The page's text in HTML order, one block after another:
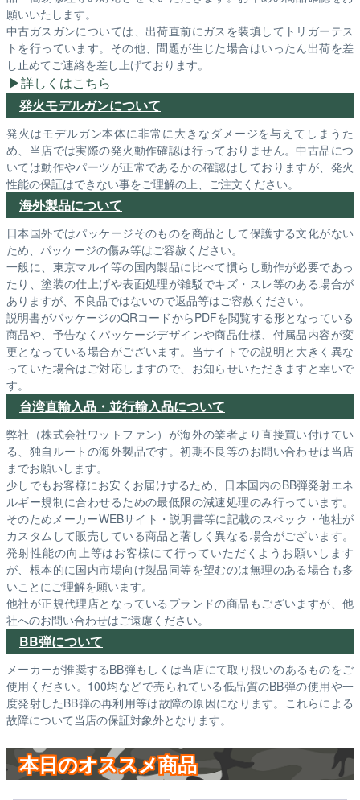
願いいたします。
中古ガスガンについては、出荷直前にガスを装填してトリガーテス
トを行っています。その他、問題が生じた場合はいったん出荷を差
し止めてご連絡を差し上げております。
詳しくはこちら
発火モデルガンについて
発火はモデルガン本体に非常に大きなダメージを与えてしまうた
め、当店では実際の発火動作確認は行っておりません。中古品につ
いては動作やパーツが正常であるかの確認はしておりますが、発火
性能の保証はできない事をご理解の上、ご注文ください。
海外製品について
日本国外ではパッケージそのものを商品として保護する文化がない
ため、パッケージの傷み等はご容赦ください。
一般に、東京マルイ等の国内製品に比べて慣らし動作が必要であっ
たり、塗装の仕上げや表面処理が雑駁でキズ・スレ等のある場合が
ありますが、不良品ではないので返品等はご容赦ください。
説明書がパッケージのQRコードからPDFを閲覧する形となっている
商品や、予告なくパッケージデザインや商品仕様、付属品内容が変
更となっている場合がございます。当サイトでの説明と大きく異な
っていた場合はご対応しますので、お知らせいただきますと幸いで
す。
台湾直輸入品・並行輸入品について
弊社（株式会社ワットファン）が海外の業者より直接買い付けてい
る、独自ルートの海外製品です。初期不良等のお問い合わせは当店
までお願いします。
少しでもお客様にお安くお届けするため、日本国内のBB弾発射エネ
ルギー規制に合わせるための最低限の減速処理のみ行っています。
そのためメーカーWEBサイト・説明書等に記載のスペック・他社が
カスタムして販売している商品と著しく異なる場合がございます。
発射性能の向上等はお客様にて行っていただくようお願いします
が、根本的に国内市場向け製品同等を望むのは無理のある場合も多
いことにご理解を願います。
他社が正規代理店となっているブランドの商品もございますが、他
社へのお問い合わせはご遠慮ください。
BB弾について
メーカーが推奨するBB弾もしくは当店にて取り扱いのあるものをご
使用ください。100均などで売られている低品質のBB弾の使用や一
度発射したBB弾の再利用等は故障の原因になります。これらによる
故障について当店の保証対象外となります。
本日のオススメ商品